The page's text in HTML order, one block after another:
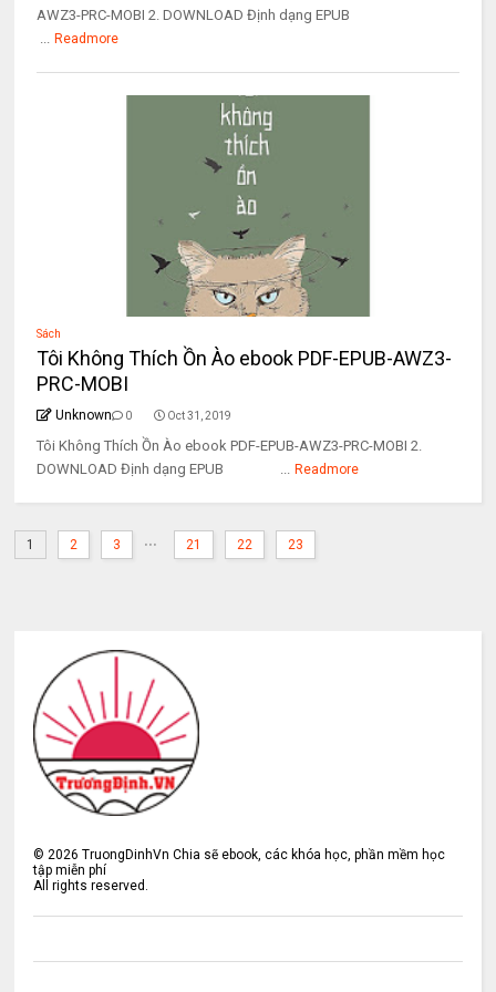
AWZ3-PRC-MOBI 2. DOWNLOAD Định dạng EPUB
... Readmore
Sách
Tôi Không Thích Ồn Ào ebook PDF-EPUB-AWZ3-
PRC-MOBI
Unknown 0 Oct 31, 2019
Tôi Không Thích Ồn Ào ebook PDF-EPUB-AWZ3-PRC-MOBI 2.
DOWNLOAD Định dạng EPUB ... Readmore
1 2 3 ... 21 22 23
©2026 TruongDinhVn Chia sẽ ebook, các khóa học, phần mềm học
tập miễn phí
All rights reserved.